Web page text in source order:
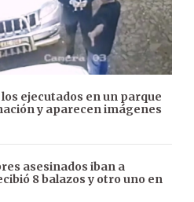
ejecutados en un parque
y aparecen imágenes
asesinados iban a
8 balazos y otro uno en